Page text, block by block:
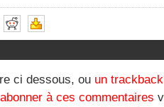
ci dessous, ou un trackback
à ces commentaires